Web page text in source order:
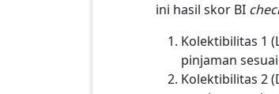
ini hasil skor BI
Kolektibilitas 1
pinjaman
Kolektibilitas 2